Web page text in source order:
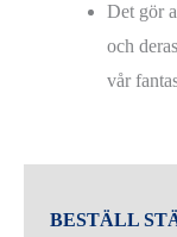
Det gör
och
vår
BESTÄLL